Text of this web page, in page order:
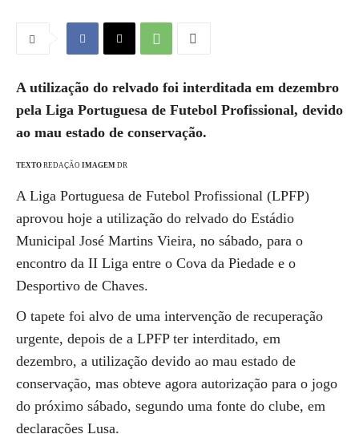
A utilização do relvado foi interditada em dezembro
pela Liga Portuguesa de Futebol Profissional, devido
ao mau estado de conservação.
TEXTO REDAÇÃO IMAGEM DR
A Liga Portuguesa de Futebol Profissional (LPFP)
aprovou hoje a utilização do relvado do Estádio
Municipal José Martins Vieira, no sábado, para o
encontro da II Liga entre o Cova da Piedade e o
Desportivo de Chaves.
O tapete foi alvo de uma intervenção de recuperação
urgente, depois de a LPFP ter interditado, em
dezembro, a utilização devido ao mau estado de
conservação, mas obteve agora autorização para o jogo
do próximo sábado, segundo uma fonte do clube, em
declarações Lusa.